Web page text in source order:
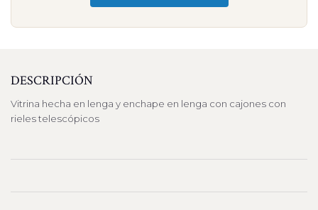
DESCRIPCIÓN
Vitrina hecha en lenga y enchape en lenga con cajones con
rieles telescópicos